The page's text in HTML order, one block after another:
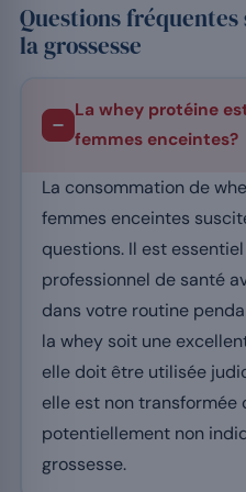
Questions
la grossesse
La whey protéine
femmes enceintes?
La consommation de
femmes enceintes
questions. Il est
professionnel de santé
dans votre routine
la whey soit une
elle doit être utilisée
elle est non
potentiellement non
grossesse.